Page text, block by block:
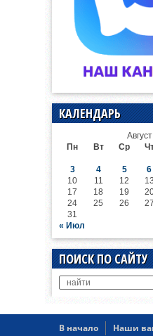
КАЛЕНДАРЬ
Пн
Вт Ср
3
4 5 6
10
11 12 13
17
18 19
24
25 26 27
31
« Июл
ПОИСК ПО САЙТУ
В начало Наши